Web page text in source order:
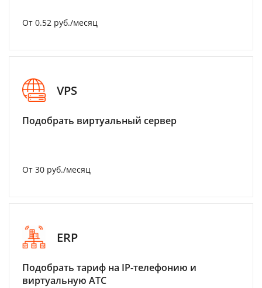
От 0.52 руб./месяц
VPS
Подобрать виртуальный сервер
От 30 руб./месяц
ERP
Подобрать тариф на IP-телефонию и
виртуальную АТС